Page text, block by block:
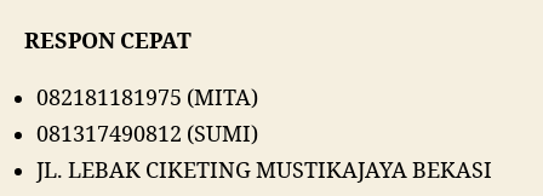
RESPON CEPAT
082181181975 (MITA)
081317490812 (SUMI)
JL. LEBAK CIKETING MUSTIKAJAYA BEKASI